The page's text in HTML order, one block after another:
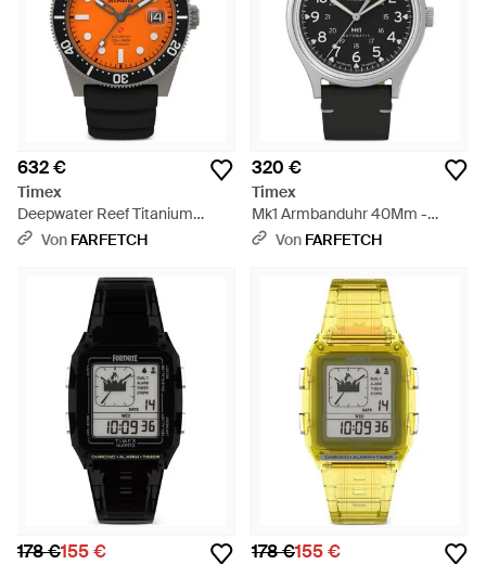
632 €
Timex
Deepwater Reef Titanium
Armbanduhr 41Mm - Orange
Von FARFETCH
320 €
Timex
Mk1 Armbanduhr 40Mm -
Schwarz
Von FARFETCH
178 €155 € 178 €155 €